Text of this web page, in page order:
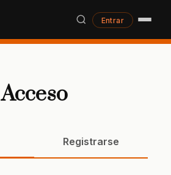
Entrar
Acceso
Registrarse